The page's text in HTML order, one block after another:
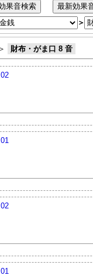
＞
財布・がま口 8 音